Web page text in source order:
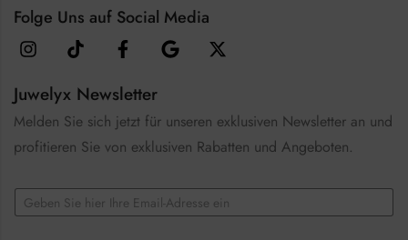
Folge Uns auf Social Media
Juwelyx Newsletter
Melden Sie sich jetzt für unseren exklusiven Newsletter an und
profitieren Sie von exklusiven Rabatten und Angeboten.
E
m